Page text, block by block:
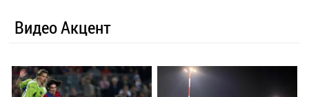
Видео Акцент